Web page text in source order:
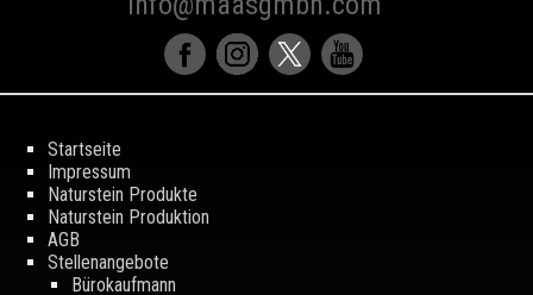
Startseite
Impressum
Naturstein Produkte
Naturstein Produktion
AGB
Stellenangebote
Bürokaufmann